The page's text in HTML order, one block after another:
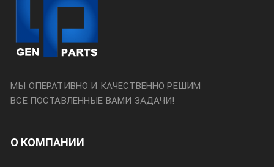
МЫ ОПЕРАТИВНО И КАЧЕСТВЕННО РЕШИМ
ВСЕ ПОСТАВЛЕННЫЕ ВАМИ ЗАДАЧИ!
О КОМПАНИИ